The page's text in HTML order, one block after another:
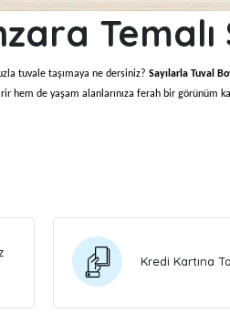
tuvale taşımaya ne dersiniz? Sayılarla Tuval
hem de yaşam alanlarınıza ferah bir görünüm
Nasıl
tablolarını boyamak oldukça pratiktir. Tuval
değişimlerinde fırçanızı temizlemeniz
Kredi Kartına